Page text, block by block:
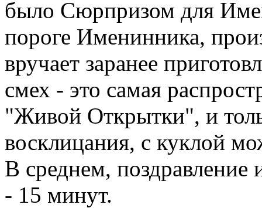
было Сюрпризом для
пороге Именинника,
вручает заранее
смех - это самая
"Живой Открытки", и
восклицания, с куклой
В среднем, поздравление
- 15 минут.